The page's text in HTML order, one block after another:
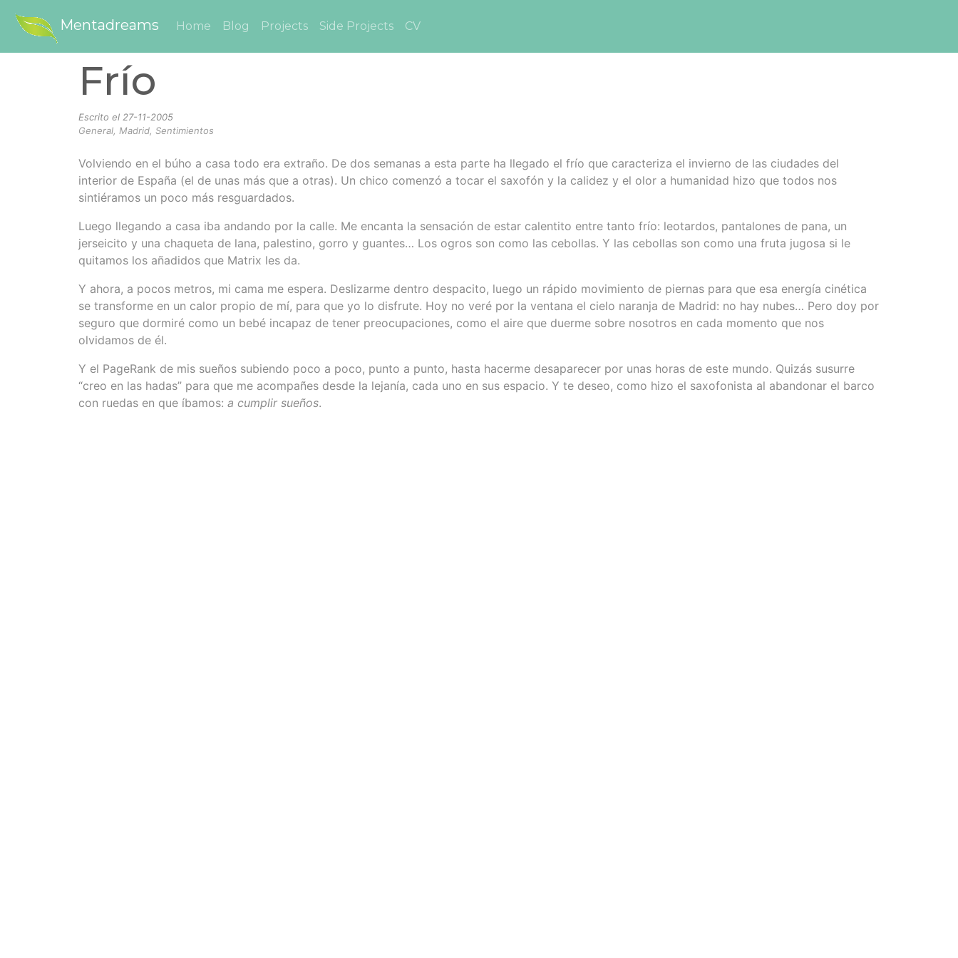
Mentadreams Home Blog Projects Side Projects CV
Frío
Escrito el 27-11-2005
General, Madrid, Sentimientos
Volviendo en el búho a casa todo era extraño. De dos semanas a esta parte ha llegado el frío que caracteriza el invierno de las ciudades del
interior de España (el de unas más que a otras). Un chico comenzó a tocar el saxofón y la calidez y el olor a humanidad hizo que todos nos
sintiéramos un poco más resguardados.
Luego llegando a casa iba andando por la calle. Me encanta la sensación de estar calentito entre tanto frío: leotardos, pantalones de pana, un
jerseicito y una chaqueta de lana, palestino, gorro y guantes… Los ogros son como las cebollas. Y las cebollas son como una fruta jugosa si le
quitamos los añadidos que Matrix les da.
Y ahora, a pocos metros, mi cama me espera. Deslizarme dentro despacito, luego un rápido movimiento de piernas para que esa energía cinética
se transforme en un calor propio de mí, para que yo lo disfrute. Hoy no veré por la ventana el cielo naranja de Madrid: no hay nubes… Pero doy por
seguro que dormiré como un bebé incapaz de tener preocupaciones, como el aire que duerme sobre nosotros en cada momento que nos
olvidamos de él.
Y el PageRank de mis sueños subiendo poco a poco, punto a punto, hasta hacerme desaparecer por unas horas de este mundo. Quizás susurre
“creo en las hadas” para que me acompañes desde la lejanía, cada uno en sus espacio. Y te deseo, como hizo el saxofonista al abandonar el barco
con ruedas en que íbamos: a cumplir sueños.